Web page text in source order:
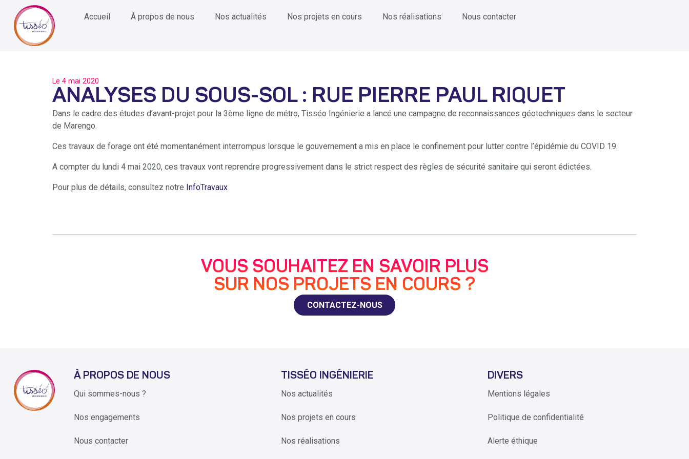
Accueil À propos de nous Nos actualités Nos projets en cours Nos réalisations Nous contacter
Le 4 mai 2020
ANALYSES DU SOUS-SOL : RUE PIERRE PAUL RIQUET
Dans le cadre des études d’avant-projet pour la 3ème ligne de métro, Tisséo Ingénierie a lancé une campagne de reconnaissances géotechniques dans le secteur
de Marengo.
Ces travaux de forage ont été momentanément interrompus lorsque le gouvernement a mis en place le confinement pour lutter contre l’épidémie du COVID 19.
A compter du lundi 4 mai 2020, ces travaux vont reprendre progressivement dans le strict respect des règles de sécurité sanitaire qui seront édictées.
Pour plus de détails, consultez notre InfoTravaux
VOUS SOUHAITEZ EN SAVOIR PLUS
SUR NOS PROJETS EN COURS ?
CONTACTEZ-NOUS
À PROPOS DE NOUS
Qui sommes-nous ?
Nos engagements
Nous contacter
TISSÉO INGÉNIERIE
Nos actualités
Nos projets en cours
Nos réalisations
DIVERS
Mentions légales
Politique de confidentialité
Alerte éthique